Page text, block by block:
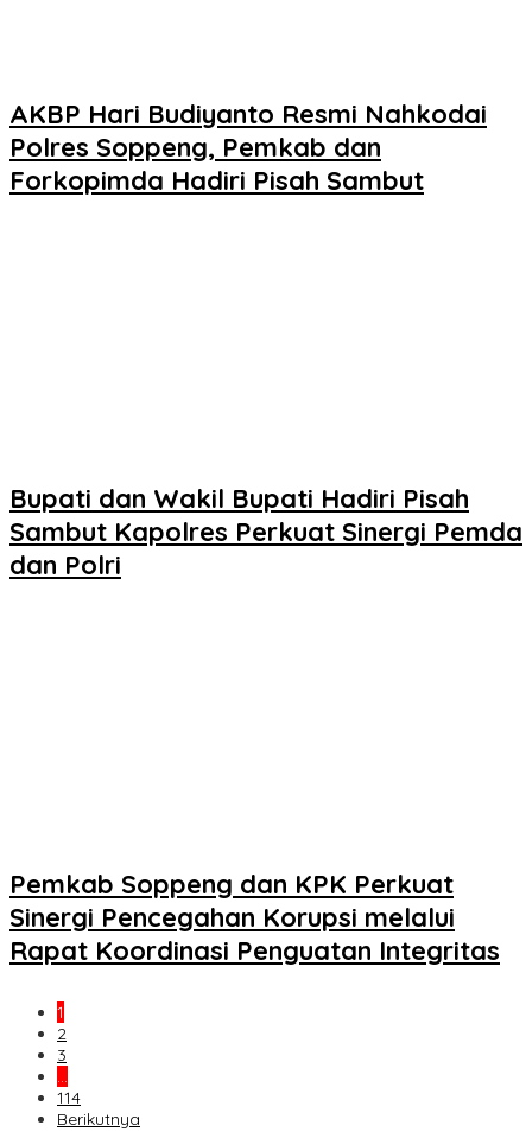
AKBP Hari Budiyanto Resmi Nahkodai
Polres Soppeng, Pemkab dan
Forkopimda Hadiri Pisah Sambut
Bupati dan Wakil Bupati Hadiri Pisah
Sambut Kapolres Perkuat Sinergi Pemda
dan Polri
Pemkab Soppeng dan KPK Perkuat
Sinergi Pencegahan Korupsi melalui
Rapat Koordinasi Penguatan Integritas
1
2
3
…
114
Berikutnya